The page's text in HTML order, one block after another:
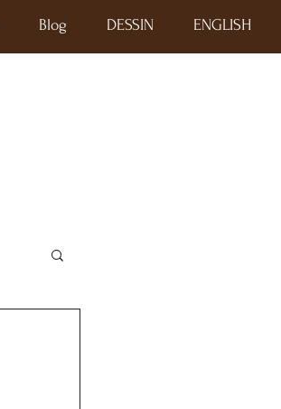
Blog DESSIN ENGLISH